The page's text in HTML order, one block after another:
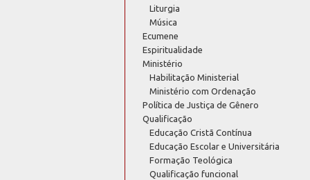
Liturgia
Música
Ecumene
Espiritualidade
Ministério
Habilitação Ministerial
Ministério com Ordenação
Política de Justiça de Gênero
Qualificação
Educação Cristã Contínua
Educação Escolar e Universitária
Formação Teológica
Qualificação funcional